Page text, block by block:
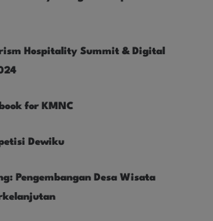
Hospitality Summit & Digital
for KMNC
Dewiku
Pengembangan Desa Wisata